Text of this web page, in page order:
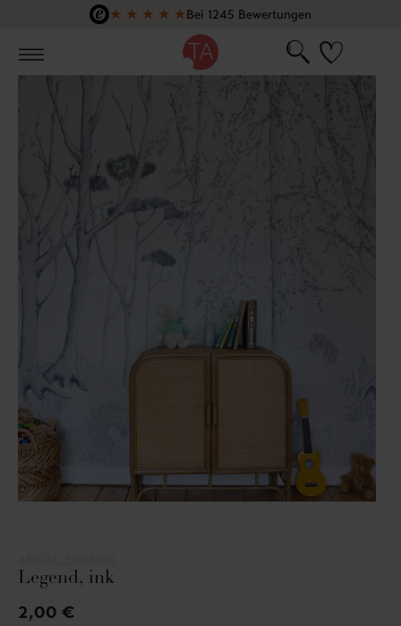
Zum Hauptinhalt springen
★ ★ ★ ★ ★Bei 1245 Bewertungen
Legend, ink
2,00 €